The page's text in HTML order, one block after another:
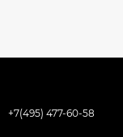
+7(495) 477-60-58